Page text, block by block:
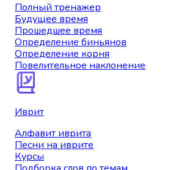
Полный тренажер
Будущее время
Прошедшее время
Определение биньянов
Определение корня
Повелительное наклонение
Иврит
Алфавит иврита
Песни на иврите
Курсы